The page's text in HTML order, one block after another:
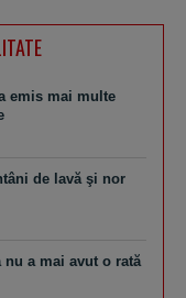
emis mai multe
de lavă şi nor
nu a mai avut o rată